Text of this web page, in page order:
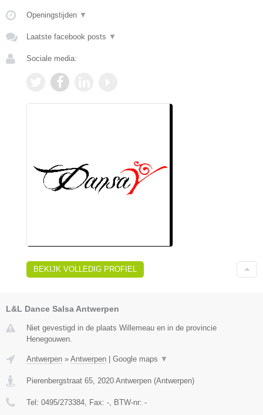
Openingstijden ▼
Laatste facebook posts ▼
Sociale media:
BEKIJK VOLLEDIG PROFIEL
L&L Dance Salsa Antwerpen
Niet gevestigd in de plaats Willemeau en in de provincie
Henegouwen.
Antwerpen » Antwerpen | Google maps ▼
Pierenbergstraat 65 2020 Antwerpen (Antwerpen)
Tel: 0495/273384 , Fax: - , BTW-nr: -